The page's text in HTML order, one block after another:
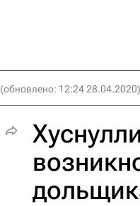
(обновлено: 12:24 28.04.2020)